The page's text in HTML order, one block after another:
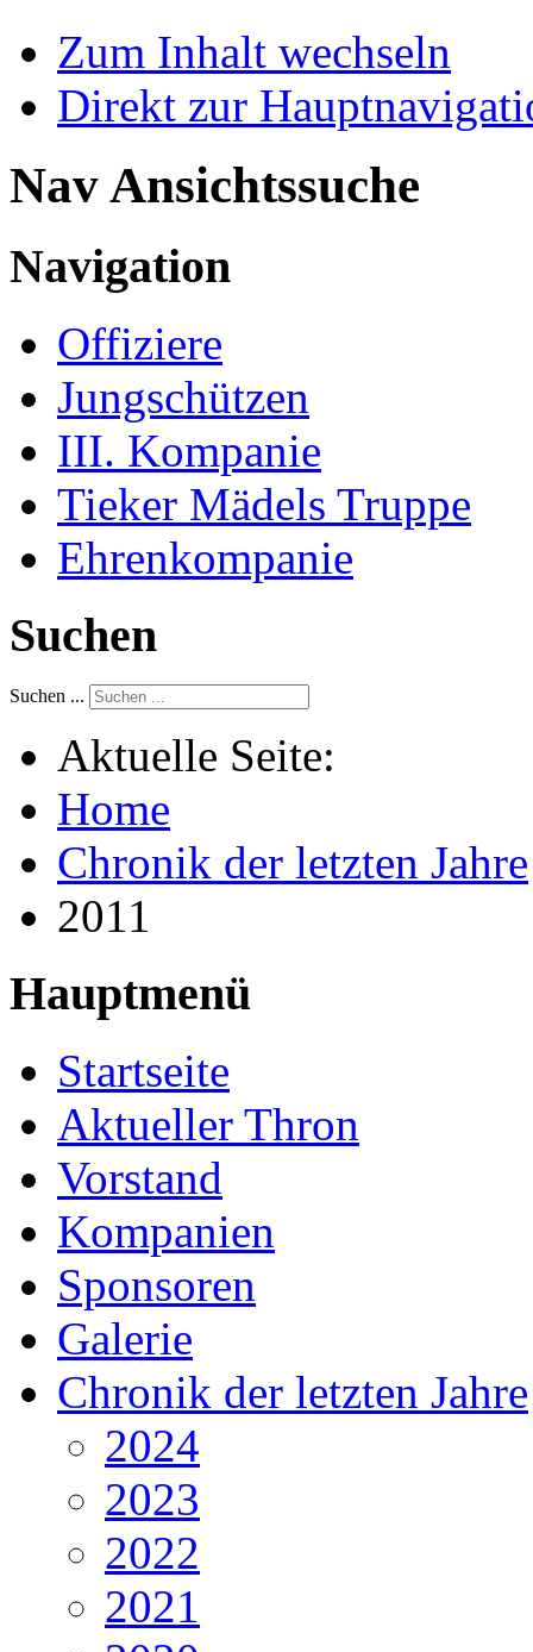
Zum Inhalt wechseln
Direkt zur
Nav Ansichtssuche
Navigation
Offiziere
Jungschützen
III. Kompanie
Tieker Mädels Truppe
Ehrenkompanie
Suchen
Suchen ...
Aktuelle Seite:
Home
Chronik der letzten Jahre
2011
Hauptmenü
Startseite
Aktueller Thron
Vorstand
Kompanien
Sponsoren
Galerie
Chronik der letzten Jahre
2024
2023
2022
2021